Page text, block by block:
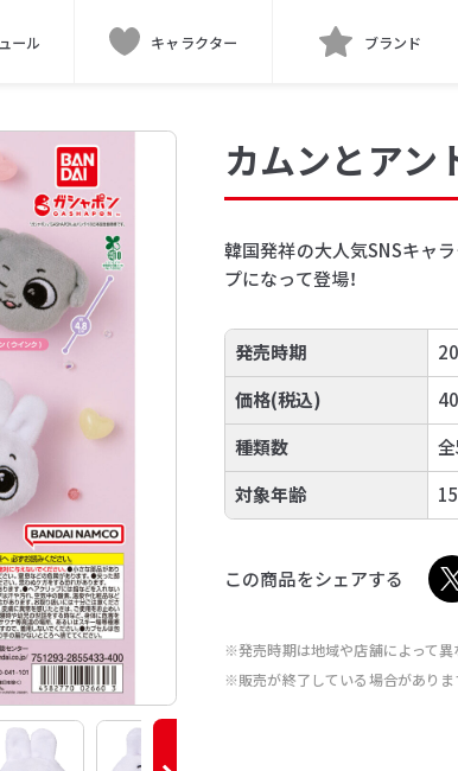
ール キャラクター ブランド
カムンとアン
韓国発祥の大人気SNSキャ
プになって登場！
発売時期
価格(税込)
種類数
対象年齢
この商品をシェアする
※発売時期は地域や店舗によって異
※販売が終了している場合がありま